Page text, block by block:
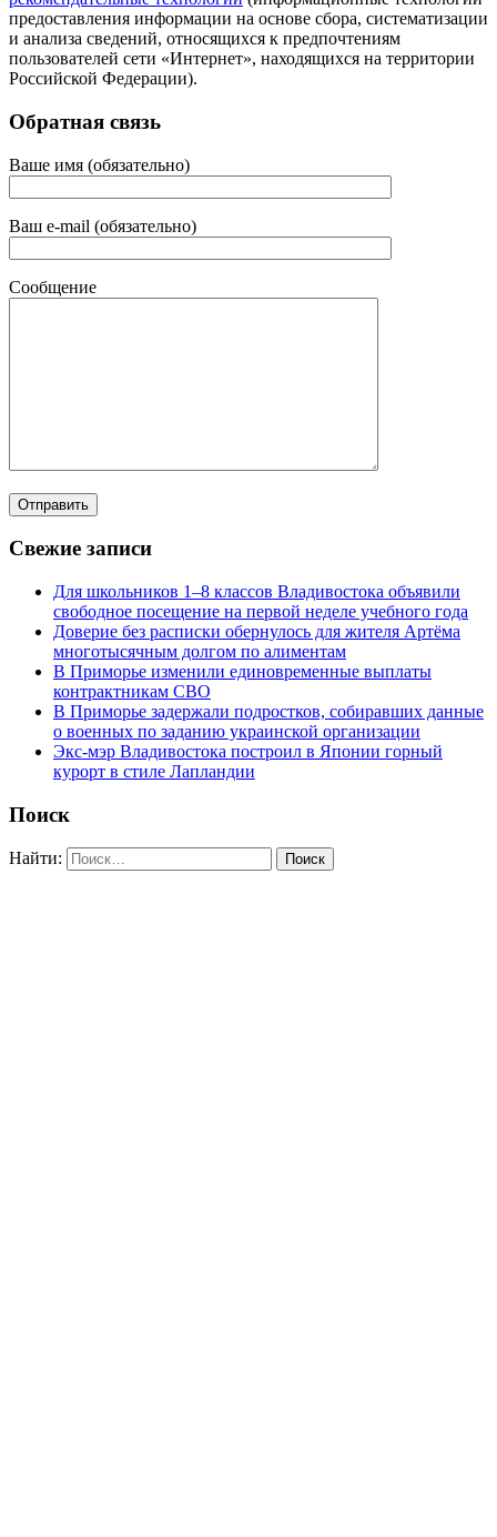
предоставления информации на основе сбора, систематизации
и анализа сведений, относящихся к предпочтениям
пользователей сети «Интернет», находящихся на территории
Российской Федерации).
Обратная связь
Ваше имя (обязательно)
Ваш e-mail (обязательно)
Сообщение
Свежие записи
Для школьников 1–8 классов Владивостока объявили
свободное посещение на первой неделе учебного года
Доверие без расписки обернулось для жителя Артёма
многотысячным долгом по алиментам
В Приморье изменили единовременные выплаты
контрактникам СВО
В Приморье задержали подростков, собиравших данные
о военных по заданию украинской организации
Экс-мэр Владивостока построил в Японии горный
курорт в стиле Лапландии
Поиск
Найти: